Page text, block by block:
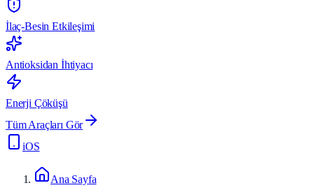
İlaç-Besin Etkileşimi
Antioksidan İhtiyacı
Enerji Çöküşü
Tüm Araçları Gör
iOS
Ana Sayfa